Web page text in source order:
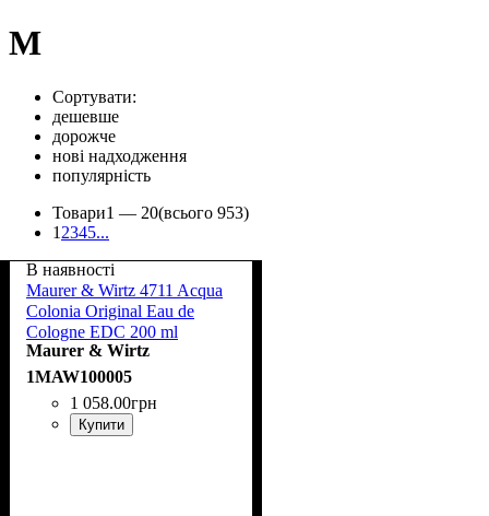
M
Сортувати:
дешевше
дорожче
нові надходження
популярність
Товари1 — 20(всього 953)
1 2345...
В наявності
Maurer & Wirtz 4711 Acqua
Colonia Original Eau de
Cologne EDС 200 ml
Maurer & Wirtz
1MAW100005
1 058.00грн
Купити